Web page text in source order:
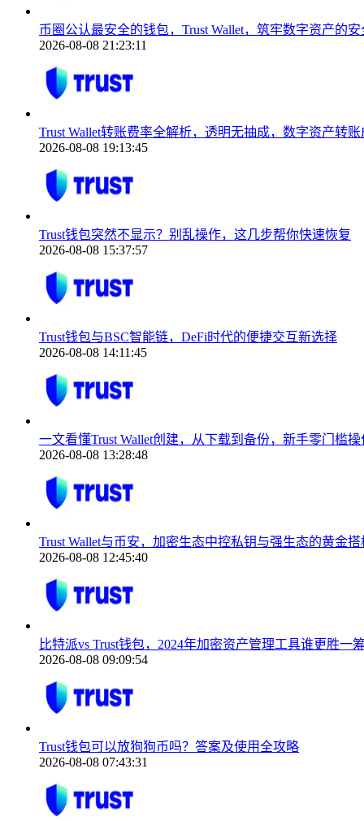
币圈公认最安全的钱包，Trust Wallet，筑牢数字资产的安
2026-08-08 21:23:11
Trust Wallet转账费率全解析，透明无抽成，数字资产转
2026-08-08 19:13:45
Trust钱包突然不显示？别乱操作，这几步帮你快速恢复
2026-08-08 15:37:57
Trust钱包与BSC智能链，DeFi时代的便捷交互新选择
2026-08-08 14:11:45
一文看懂Trust Wallet创建，从下载到备份，新手零门槛操
2026-08-08 13:28:48
Trust Wallet与币安，加密生态中控私钥与强生态的黄金搭
2026-08-08 12:45:40
比特派vs Trust钱包，2024年加密资产管理工具谁更胜一筹
2026-08-08 09:09:54
Trust钱包可以放狗狗币吗？答案及使用全攻略
2026-08-08 07:43:31